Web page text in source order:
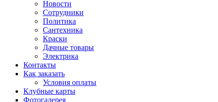
Новости
Сотрудники
Политика
Сантехника
Краски
Дачные товары
Электрика
Контакты
Как заказать
Условия оплаты
Клубные карты
Фотогалерея